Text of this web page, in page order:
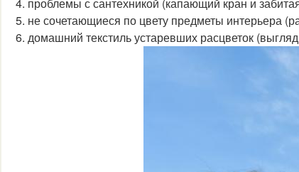
5. не сочетающиеся по цвету предметы интерьера
6. домашний текстиль устаревших расцветок